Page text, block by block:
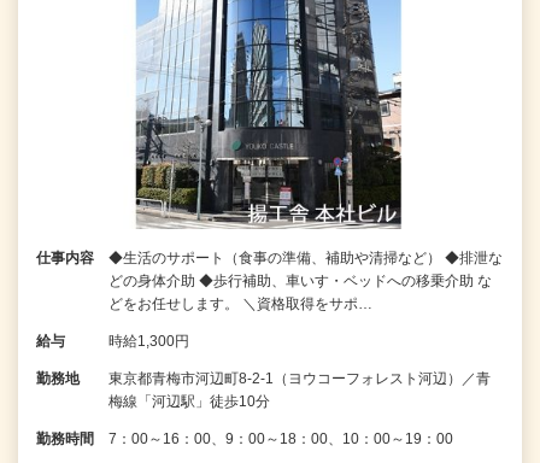
仕事内容
◆生活のサポート（食事の準備、補助や清掃など） ◆排泄な
どの身体介助 ◆歩行補助、車いす・ベッドへの移乗介助 な
どをお任せします。 ＼資格取得をサポ…
給与 時給1,300円
勤務地
東京都青梅市河辺町8-2-1（ヨウコーフォレスト河辺）／青
梅線「河辺駅」徒歩10分
勤務時間 7：00～16：00、9：00～18：00、10：00～19：00